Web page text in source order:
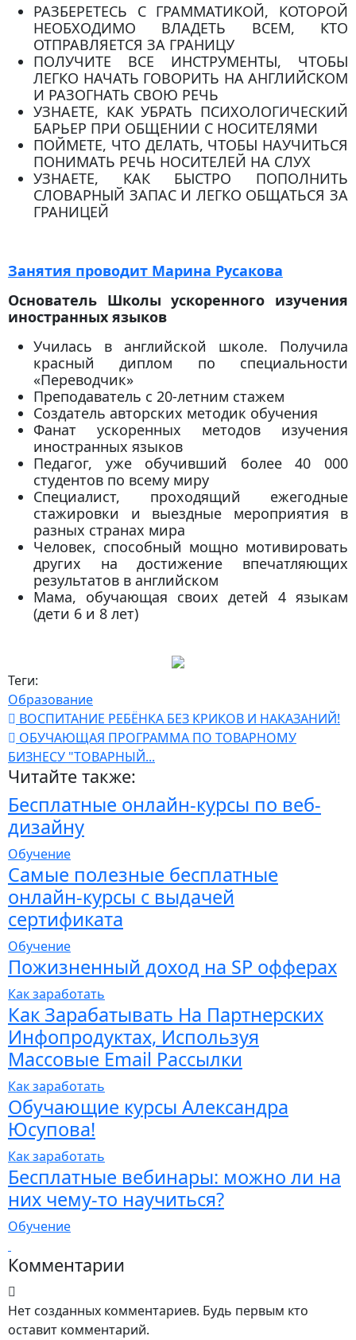
РАЗБЕРЕТЕСЬ С ГРАММАТИКОЙ, КОТОРОЙ
НЕОБХОДИМО ВЛАДЕТЬ ВСЕМ, КТО
ОТПРАВЛЯЕТСЯ ЗА ГРАНИЦУ
ПОЛУЧИТЕ ВСЕ ИНСТРУМЕНТЫ, ЧТОБЫ
ЛЕГКО НАЧАТЬ ГОВОРИТЬ НА АНГЛИЙСКОМ
И РАЗОГНАТЬ СВОЮ РЕЧЬ
УЗНАЕТЕ, КАК УБРАТЬ ПСИХОЛОГИЧЕСКИЙ
БАРЬЕР ПРИ ОБЩЕНИИ С НОСИТЕЛЯМИ
ПОЙМЕТЕ, ЧТО ДЕЛАТЬ, ЧТОБЫ НАУЧИТЬСЯ
ПОНИМАТЬ РЕЧЬ НОСИТЕЛЕЙ НА СЛУХ
УЗНАЕТЕ, КАК БЫСТРО ПОПОЛНИТЬ
СЛОВАРНЫЙ ЗАПАС И ЛЕГКО ОБЩАТЬСЯ ЗА
ГРАНИЦЕЙ
Занятия проводит Марина Русакова
Основатель Школы ускоренного изучения
иностранных языков
Училась в английской школе. Получила
красный диплом по специальности
«Переводчик»
Преподаватель с 20-летним стажем
Создатель авторских методик обучения
Фанат ускоренных методов изучения
иностранных языков
Педагог, уже обучивший более 40 000
студентов по всему миру
Специалист, проходящий ежегодные
стажировки и выездные мероприятия в
разных странах мира
Человек, способный мощно мотивировать
других на достижение впечатляющих
результатов в английском
Мама, обучающая своих детей 4 языкам
(дети 6 и 8 лет)
Теги:
Образование
ВОСПИТАНИЕ РЕБЁНКА БЕЗ КРИКОВ И НАКАЗАНИЙ!
ОБУЧАЮЩАЯ ПРОГРАММА ПО ТОВАРНОМУ
БИЗНЕСУ "ТОВАРНЫЙ...
Читайте также:
Бесплатные онлайн-курсы по веб-
дизайну
Обучение
Самые полезные бесплатные
онлайн-курсы с выдачей
сертификата
Обучение
Пожизненный доход на SP офферах
Как заработать
Как Зарабатывать На Партнерских
Инфопродуктах, Используя
Массовые Email Рассылки
Как заработать
Обучающие курсы Александра
Юсупова!
Как заработать
Бесплатные вебинары: можно ли на
них чему-то научиться?
Обучение
Комментарии
Нет созданных комментариев. Будь первым кто
оставит комментарий.